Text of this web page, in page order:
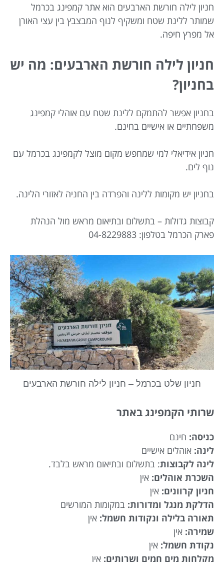
חניון לילה חורשת הארבעים הוא אתר קמפינג בכרמל
שמותר ללינת שטח ומשקיף לנוף המבצבץ בין עצי האורן
אל מפרץ חיפה.
חניון לילה חורשת הארבעים: מה יש
בחניון?
בחניון אפשר להתמקם ללינת שטח עם אוהלי קמפינג
משפחתיים או אישיים בחינם.
חניון אידיאלי למי שמחפש מקום מוצל לקמפינג בכרמל עם
נוף לים.
בחניון יש מקומות ללינה והפרדה בין החניה לאזורי הלינה.
קבוצות גדולות – בתשלום ובתיאום מראש מול הנהלת
פארק הכרמל בטלפון: 04-8229883
חניון שלט בכרמל – חניון לילה חורשת הארבעים
שרותי הקמפינג באתר
כניסה: חינם
לינה: אוהלים אישיים
לינה לקבוצות: בתשלום ובתיאום מראש בלבד.
השכרת אוהלים: אין
חניון קרוונים: אין
הדלקת מנגל ומדורות: במקומות המורשים
תאורה בלילה ונקודות חשמל: אין
שמירה: אין
נקודת חשמל: אין
מקלחות מים חמים ושרותים: אין